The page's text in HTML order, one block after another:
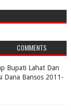
COMMENTS
Bupati Lahat Dan
Dana Bansos 2011-